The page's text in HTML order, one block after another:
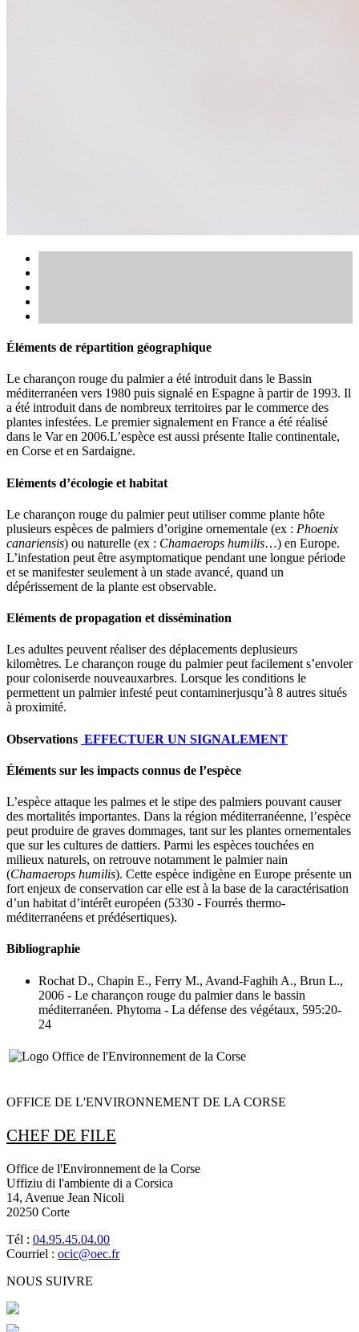
Éléments de répartition géographique
Le charançon rouge du palmier a été introduit dans le Bassin
méditerranéen vers 1980 puis signalé en Espagne à partir de 1993. Il
a été introduit dans de nombreux territoires par le commerce des
plantes infestées. Le premier signalement en France a été réalisé
dans le Var en 2006.L’espèce est aussi présente Italie continentale,
en Corse et en Sardaigne.
Eléments d’écologie et habitat
Le charançon rouge du palmier peut utiliser comme plante hôte
plusieurs espèces de palmiers d’origine ornementale (ex : Phoenix
canariensis) ou naturelle (ex : Chamaerops humilis…) en Europe.
L’infestation peut être asymptomatique pendant une longue période
et se manifester seulement à un stade avancé, quand un
dépérissement de la plante est observable.
Eléments de propagation et dissémination
Les adultes peuvent réaliser des déplacements deplusieurs
kilomètres. Le charançon rouge du palmier peut facilement s’envoler
pour coloniserde nouveauxarbres. Lorsque les conditions le
permettent un palmier infesté peut contaminerjusqu’à 8 autres situés
à proximité.
Observations EFFECTUER UN SIGNALEMENT
Éléments sur les impacts connus de l’espèce
L’espèce attaque les palmes et le stipe des palmiers pouvant causer
des mortalités importantes. Dans la région méditerranéenne, l’espèce
peut produire de graves dommages, tant sur les plantes ornementales
que sur les cultures de dattiers. Parmi les espèces touchées en
milieux naturels, on retrouve notamment le palmier nain
(Chamaerops humilis). Cette espèce indigène en Europe présente un
fort enjeux de conservation car elle est à la base de la caractérisation
d’un habitat d’intérêt européen (5330 - Fourrés thermo-
méditerranéens et prédésertiques).
Bibliographie
Rochat D., Chapin E., Ferry M., Avand-Faghih A., Brun L.,
2006 - Le charançon rouge du palmier dans le bassin
méditerranéen. Phytoma - La défense des végétaux, 595:20-
24
OFFICE DE L'ENVIRONNEMENT DE LA CORSE
CHEF DE FILE
Office de l'Environnement de la Corse
Uffiziu di l'ambiente di a Corsica
14, Avenue Jean Nicoli
20250 Corte
Tél : 04.95.45.04.00
Courriel : ocic@oec.fr
NOUS SUIVRE